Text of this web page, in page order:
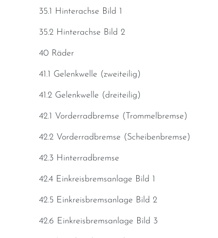
35.1 Hinterachse Bild 1
35.2 Hinterachse Bild 2
40 Räder
41.1 Gelenkwelle (zweiteilig)
41.2 Gelenkwelle (dreiteilig)
42.1 Vorderradbremse (Trommelbremse)
42.2 Vorderradbremse (Scheibenbremse)
42.3 Hinterradbremse
42.4 Einkreisbremsanlage Bild 1
42.5 Einkreisbremsanlage Bild 2
42.6 Einkreisbremsanlage Bild 3